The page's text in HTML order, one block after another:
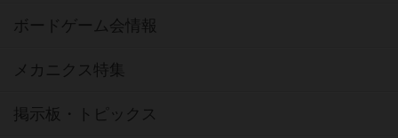
ボードゲーム会情報
メカニクス特集
掲示板・トピックス